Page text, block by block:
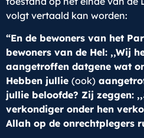
volgt vertaald kan worden:
“En de bewoners van het
bewoners van de Hel: ,,Wij
aangetroffen datgene wat
Hebben jullie (ook)
jullie beloofde? Zij zeggen:
verkondiger onder hen
Allah op de onrechtplegers